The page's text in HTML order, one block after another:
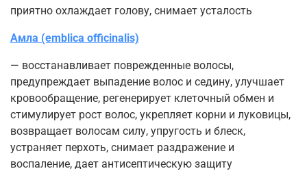
приятно охлаждает голову, снимает усталость
Амла (emblica officinalis)
— восстанавливает поврежденные волосы,
предупреждает выпадение волос и седину, улучшает
кровообращение, регенерирует клеточный обмен и
стимулирует рост волос, укрепляет корни и луковицы,
возвращает волосам силу, упругость и блеск,
устраняет перхоть, снимает раздражение и
воспаление, дает антисептическую защиту